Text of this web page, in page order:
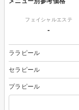
フェイシャルエステ
-
ララピール
セラピール
プラピール